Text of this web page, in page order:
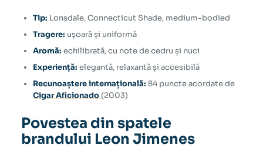
Tip: Lonsdale, Connecticut Shade, medium-bodied
Tragere: ușoară și uniformă
Aromă: echilibrată, cu note de cedru și nuci
Experiență: elegantă, relaxantă și accesibilă
Recunoaștere internațională: 84 puncte acordate de
Cigar Aficionado (2003)
Povestea din spatele
brandului Leon Jimenes